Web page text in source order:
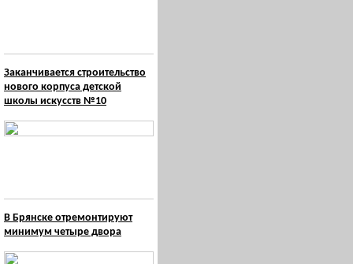
Заканчивается строительство
нового корпуса детской
школы искусств №10
В Брянске отремонтируют
минимум четыре двора